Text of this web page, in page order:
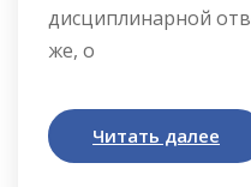
дисциплинарной
же, о
Читать далее